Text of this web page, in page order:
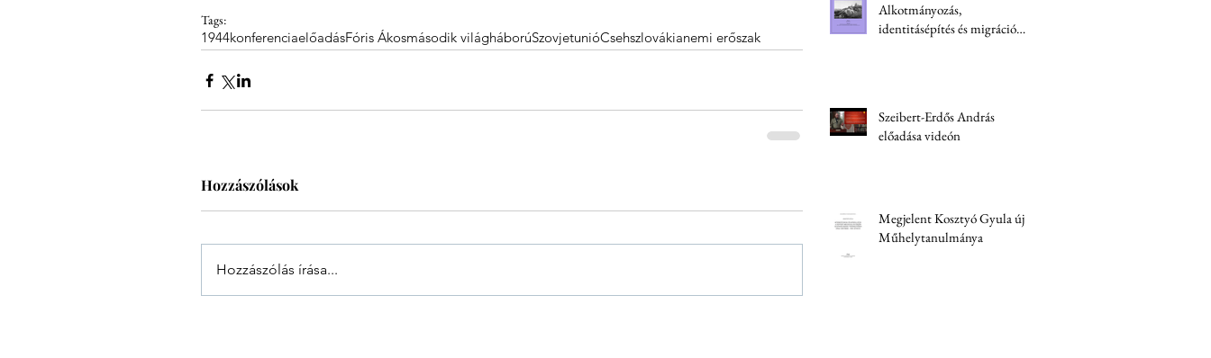
Tags:
1944konferenciaelőadásFóris Ákosmásodik világháborúSzovjetunióCsehszlovákianemi erőszak
Hozzászólások
Hozzászólás írása...
Alkotmányozás,
identitásépítés és migráció
Szeibert-Erdős András
előadása videón
Megjelent Kosztyó Gyula új
Műhelytanulmánya